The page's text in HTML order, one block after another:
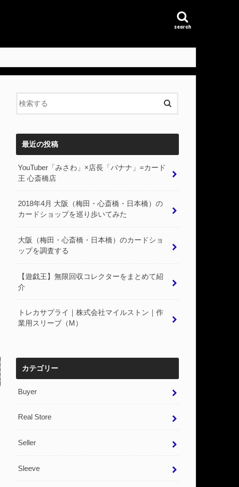
search
最近の投稿
YouTuber「みさわ」×店長「バナナ」=カード
王 心斎橋店
2018年4月 大阪（梅田・心斎橋・日本橋）の
カードショップを巡り歩いてみた
大阪（梅田・心斎橋・日本橋）のカードショ
ップを調査する
【遊戯王】無限回収コレクターをまとめて紹
介
トレカサプライ｜株式会社マイルストン｜作
業用スリーブ（M）
カテゴリー
Buyer
Real Store
Seller
Sleeve